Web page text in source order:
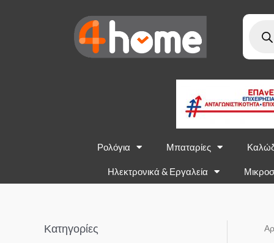
Ρολόγια Μπαταρίες
Ηλεκτρονικά & Εργαλεία
Κατηγορίες